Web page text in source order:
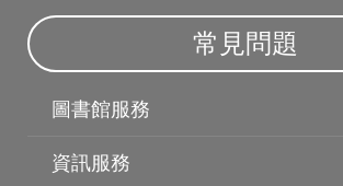
常見問題
圖書館服務
資訊服務